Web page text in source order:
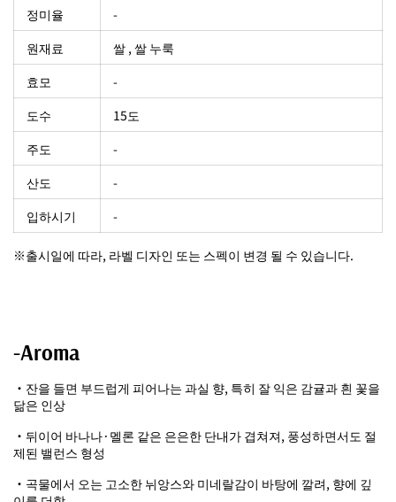
정미율
-
원재료
쌀 , 쌀 누룩
효모
-
도수
15도
주도
-
산도
-
입하시기
-
※출시일에 따라, 라벨 디자인 또는 스펙이 변경 될 수 있습니다.
-Aroma
・잔을 들면 부드럽게 피어나는 과실 향, 특히 잘 익은 감귤과 흰 꽃을
닮은 인상
・뒤이어 바나나·멜론 같은 은은한 단내가 겹쳐져, 풍성하면서도 절
제된 밸런스 형성
・곡물에서 오는 고소한 뉘앙스와 미네랄감이 바탕에 깔려, 향에 깊